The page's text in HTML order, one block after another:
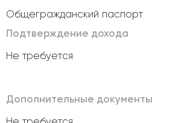
Общегражданский паспорт
Подтверждение дохода
Не требуется
Дополнительные документы